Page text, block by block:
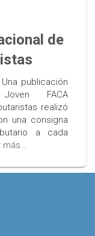
de
publicación
FACA
realizó
una consigna
a cada
más…